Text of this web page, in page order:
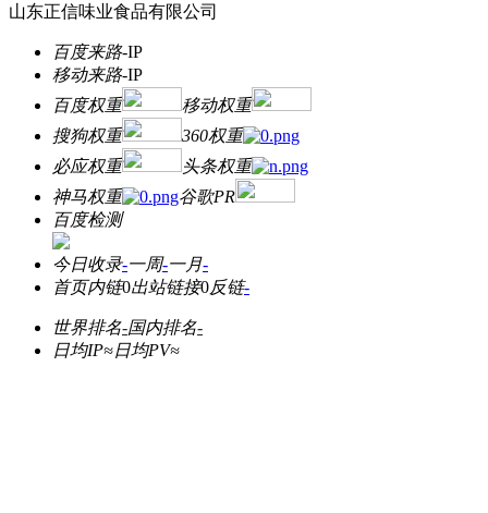
山东正信味业食品有限公司
百度来路-IP
移动来路-IP
百度权重
移动权重
搜狗权重
360权重
必应权重
头条权重
神马权重
谷歌PR
百度检测
今日收录-一周-一月-
首页内链0出站链接0反链-
世界排名-国内排名-
日均IP≈日均PV≈